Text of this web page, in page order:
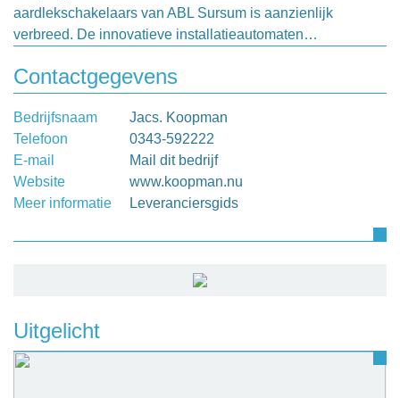
aardlekschakelaars van ABL Sursum is aanzienlijk
verbreed. De innovatieve installatieautomaten…
Contactgegevens
Bedrijfsnaam
Jacs. Koopman
Telefoon
0343-592222
E-mail
Mail dit bedrijf
Website
www.koopman.nu
Meer informatie
Leveranciersgids
Uitgelicht